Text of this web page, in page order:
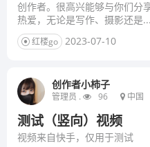
创作者。很高兴能够与你们分
热爱，无论是写作、摄影还是...
红楼go 2023-07-10
创作者小柿子
管理员 . 96 中国
测试（竖向）视频
视频来自快手，仅用于测试